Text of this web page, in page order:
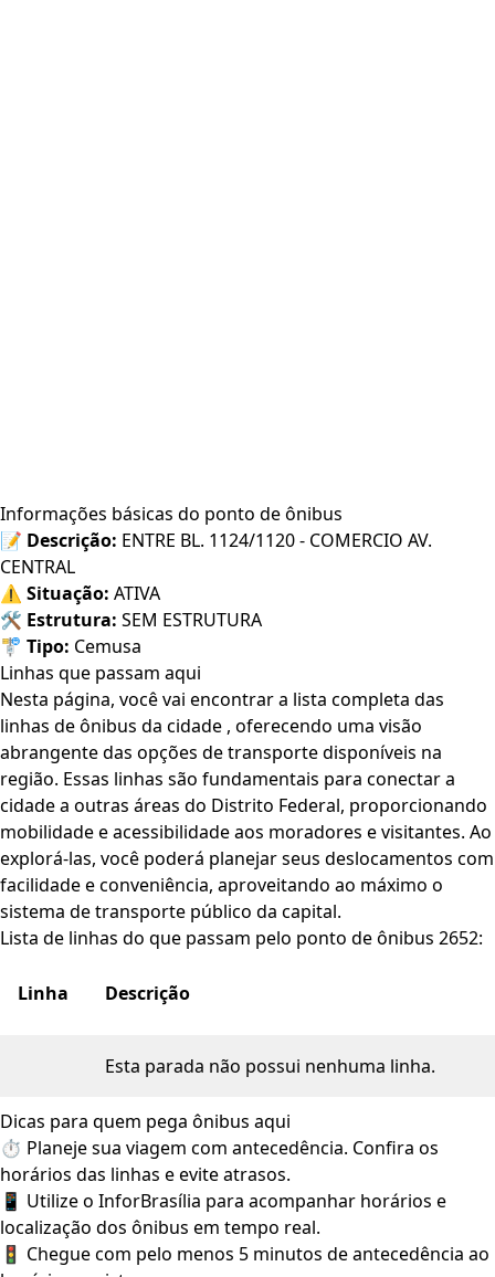
Informações básicas do ponto de ônibus
📝 Descrição: ENTRE BL. 1124/1120 - COMERCIO AV.
CENTRAL
⚠️ Situação: ATIVA
🛠️ Estrutura: SEM ESTRUTURA
🚏 Tipo: Cemusa
Linhas que passam aqui
Nesta página, você vai encontrar a lista completa das
linhas de ônibus da cidade , oferecendo uma visão
abrangente das opções de transporte disponíveis na
região. Essas linhas são fundamentais para conectar a
cidade a outras áreas do Distrito Federal, proporcionando
mobilidade e acessibilidade aos moradores e visitantes. Ao
explorá-las, você poderá planejar seus deslocamentos com
facilidade e conveniência, aproveitando ao máximo o
sistema de transporte público da capital.
Lista de linhas do que passam pelo ponto de ônibus 2652:
Linha Descrição
Esta parada não possui nenhuma linha.
Dicas para quem pega ônibus aqui
⏱️ Planeje sua viagem com antecedência. Confira os
horários das linhas e evite atrasos.
📱 Utilize o InforBrasília para acompanhar horários e
localização dos ônibus em tempo real.
🚦 Chegue com pelo menos 5 minutos de antecedência ao